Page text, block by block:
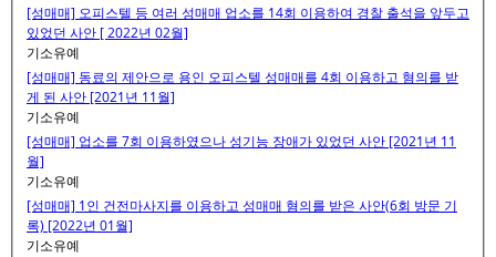
[성매매] 오피스텔 등 여러 성매매 업소를 14회 이용하여 경찰 출석을 앞두고
있었던 사안 [ 2022년 02월]
기소유예
[성매매] 동료의 제안으로 용인 오피스텔 성매매를 4회 이용하고 혐의를 받
게 된 사안 [2021년 11월]
기소유예
[성매매] 업소를 7회 이용하였으나 성기능 장애가 있었던 사안 [2021년 11
월]
기소유예
[성매매] 1인 건전마사지를 이용하고 성매매 혐의를 받은 사안(6회 방문 기
록) [2022년 01월]
기소유예